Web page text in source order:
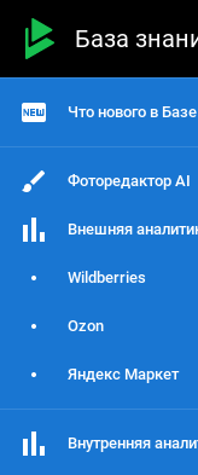
База
Что нового в
Фоторедактор AI
Внешняя
Wildberries
Ozon
Яндекс Маркет
Внутренняя